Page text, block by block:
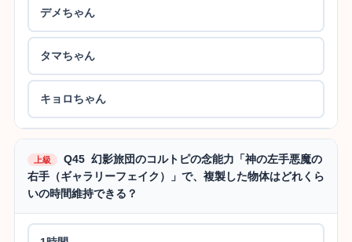
デメちゃん
タマちゃん
キョロちゃん
上級
Q45 幻影旅団のコルトピの念能力「神の左手悪魔の
右手（ギャラリーフェイク）」で、複製した物体はどれくら
いの時間維持できる？